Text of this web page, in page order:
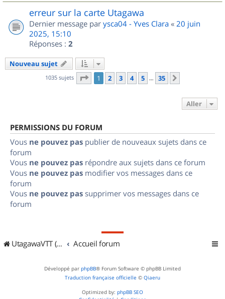
erreur sur la carte Utagawa
Dernier message par ysca04 - Yves Clara « 20 juin
2025, 15:10
Réponses : 2
Nouveau sujet
1035 sujets Page 1sur
1 2 3 4 5 … 35
Aller
PERMISSIONS DU FORUM
Vous ne pouvez pas publier de nouveaux sujets dans ce
forum
Vous ne pouvez pas répondre aux sujets dans ce forum
Vous ne pouvez pas modifier vos messages dans ce
forum
Vous ne pouvez pas supprimer vos messages dans ce
forum
UtagawaVTT (Randos VTT et VTTAE avec traces GPS) Accueil forum
Développé par phpBB® Forum Software © phpBB Limited
Traduction française officielle © Qiaeru
Optimized by: phpBB SEO